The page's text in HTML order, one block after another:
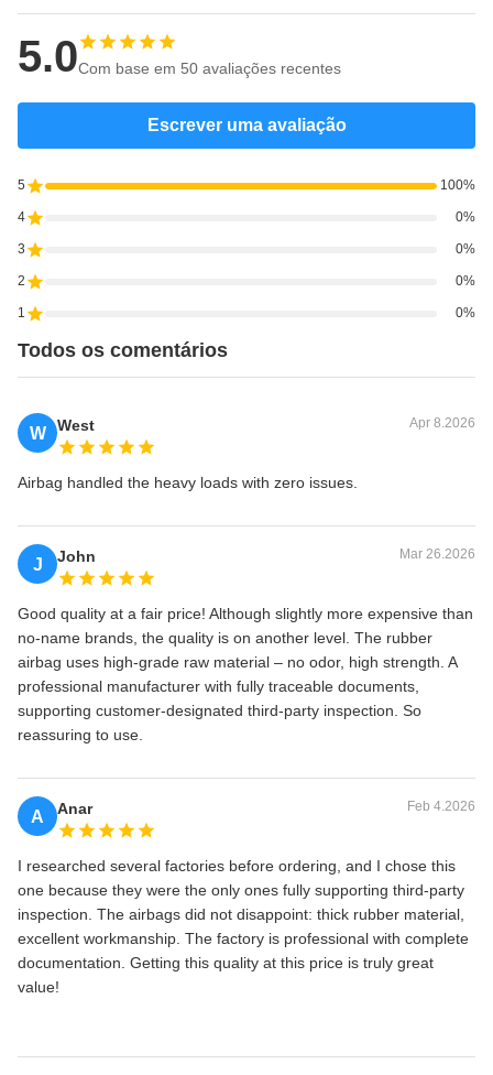
5.0Com base em 50 avaliações recentes
Escrever uma avaliação
5 100%
4 0%
3 0%
2 0%
1 0%
Todos os comentários
W West Apr 8.2026
Airbag handled the heavy loads with zero issues.
J John Mar 26.2026
Good quality at a fair price! Although slightly more expensive than
no‑name brands, the quality is on another level. The rubber
airbag uses high‑grade raw material – no odor, high strength. A
professional manufacturer with fully traceable documents,
supporting customer‑designated third‑party inspection. So
reassuring to use.
A Anar Feb 4.2026
I researched several factories before ordering, and I chose this
one because they were the only ones fully supporting third‑party
inspection. The airbags did not disappoint: thick rubber material,
excellent workmanship. The factory is professional with complete
documentation. Getting this quality at this price is truly great
value!